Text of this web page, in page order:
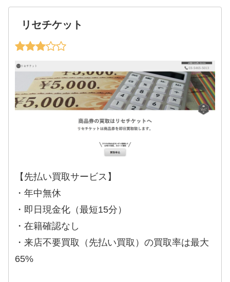
リセチケット
【先払い買取サービス】
・年中無休
・即日現金化（最短15分）
・在籍確認なし
・来店不要買取（先払い買取）の買取率は最大
65%